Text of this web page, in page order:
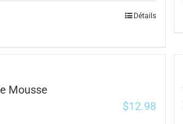
Détails
Mousse
$12.98